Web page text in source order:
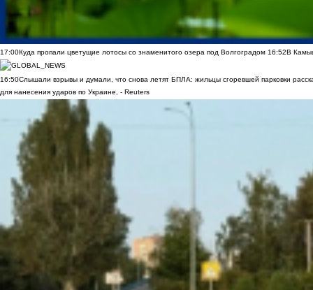
17:00Куда пропали цветущие лотосы со знаменитого озера под Волгоградом 16:52В
16:50Слышали взрывы и думали, что снова летят БПЛА: жильцы сгоревшей парковки
для нанесения ударов по Украине, - Reuters